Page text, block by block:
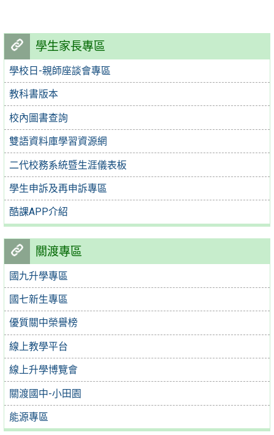
學生家長專區
學校日-親師座談會專區
教科書版本
校內圖書查詢
雙語資料庫學習資源網
二代校務系統暨生涯儀表板
學生申訴及再申訴專區
酷課APP介紹
關渡專區
國九升學專區
國七新生專區
優質關中榮譽榜
線上教學平台
線上升學博覽會
關渡國中-小田園
能源專區